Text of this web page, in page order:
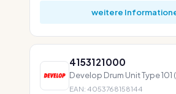
weitere
4153121000
Develop Drum Unit Type 101
EAN: 4053768158144